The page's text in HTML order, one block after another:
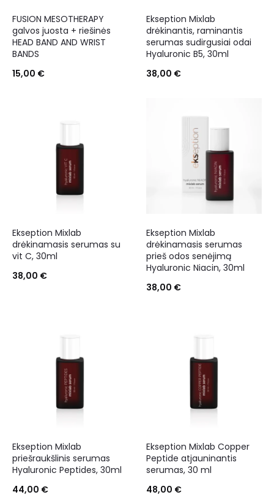
FUSION MESOTHERAPY
galvos juosta + riešinės
HEAD BAND AND WRIST
BANDS
15,00 €
Ekseption Mixlab
drėkinantis, raminantis
serumas sudirgusiai odai
Hyaluronic B5, 30ml
38,00 €
Ekseption Mixlab
drėkinamasis serumas su
vit C, 30ml
38,00 €
Ekseption Mixlab
drėkinamasis serumas
prieš odos senėjimą
Hyaluronic Niacin, 30ml
38,00 €
Ekseption Mixlab
priešraukšlinis serumas
Hyaluronic Peptides, 30ml
44,00 €
Ekseption Mixlab Copper
Peptide atjauninantis
serumas, 30 ml
48,00 €